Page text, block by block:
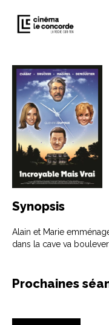
Entrez votre mot
(film, réalisateur,
Synopsis
Alain et Marie
dans la cave va
Prochaines